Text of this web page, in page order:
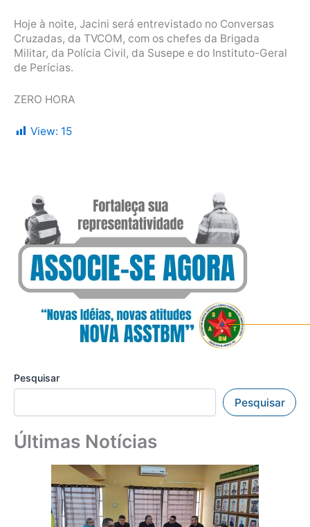
Hoje à noite, Jacini será entrevistado no Conversas
Cruzadas, da TVCOM, com os chefes da Brigada
Militar, da Polícia Civil, da Susepe e do Instituto-Geral
de Perícias.
ZERO HORA
View: 15
Pesquisar
Pesquisar
Últimas Notícias